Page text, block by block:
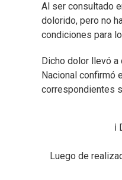
Al ser consultado
dolorido, pero no
condiciones para
Dicho dolor llevó
Nacional confirmó
correspondientes
ℹ️
Luego de